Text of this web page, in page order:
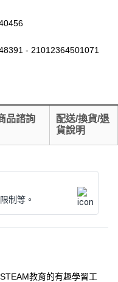
- 21012364501071
品諮詢
配送/換貨/退
貨說明
制等。
教育的有趣學習工